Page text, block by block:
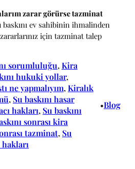
zarar görürse tazminat
baskını ev sahibinin ihmalinden
için tazminat talep
sorumluluğu, Kira
hukuki yollar
ne yapmalıyım, Kiralık
, Su baskını hasar
hakları, Su baskını
sonrası kira
tazminat, Su
hakları
•Blog